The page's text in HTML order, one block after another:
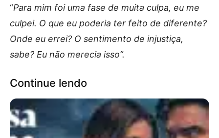
“Para mim foi uma fase de muita culpa, eu me
culpei. O que eu poderia ter feito de diferente?
Onde eu errei? O sentimento de injustiça,
sabe? Eu não merecia isso”.
Continue lendo